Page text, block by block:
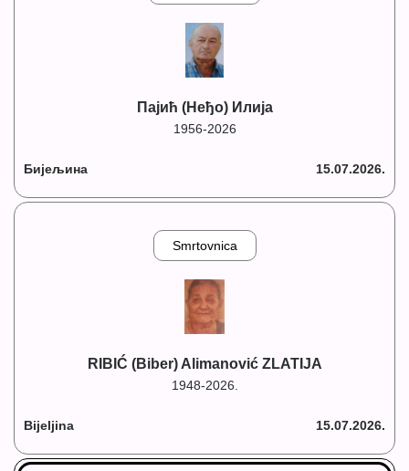
Пајић (Неђо) Илија
1956-2026
Бијељина 15.07.2026.
Smrtovnica
RIBIĆ (Biber) Alimanović ZLATIJA
1948-2026.
Bijeljina 15.07.2026.